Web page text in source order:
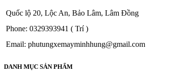
Quốc lộ 20, Lộc An, Bảo Lâm, Lâm Đồng
Phone: 0329393941 ( Trí )
Email: phutungxemayminhhung@gmail.com
DANH MỤC SẢN PHẨM